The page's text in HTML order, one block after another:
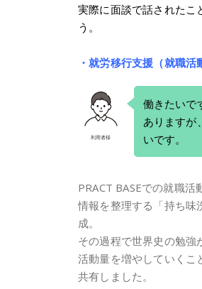
実際に面談で話されたこ
う。
・就労移行支援（就職活
利用者様
働きたいで
ありますが
いです。
PRACT BASEでの就職
情報を整理する「持ち味
成。
その過程で世界史の勉強
活動量を増やしていくこ
共有しました。